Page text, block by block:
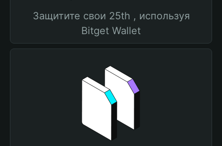
Защитите свои 25th , используя
Bitget Wallet